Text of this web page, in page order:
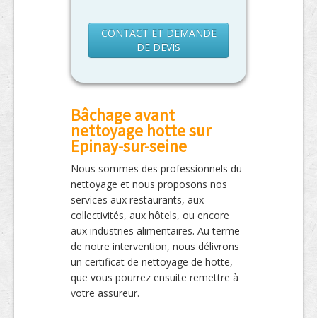
CONTACT ET DEMANDE
DE DEVIS
Bâchage avant
nettoyage hotte sur
Epinay-sur-seine
Nous sommes des professionnels du
nettoyage et nous proposons nos
services aux restaurants, aux
collectivités, aux hôtels, ou encore
aux industries alimentaires. Au terme
de notre intervention, nous délivrons
un certificat de nettoyage de hotte,
que vous pourrez ensuite remettre à
votre assureur.